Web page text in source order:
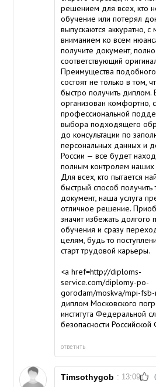
решением для всех, кто
обучение или потерял
выпускаются аккуратно,
вниманием ко всем
получите документ,
соответствующий
Преимущества
состоят не только в том,
быстро получить диплом.
организован комфортно, с
профессиональной
выбора подходящего
до консультации по
персональных данных и
России — все будет
полным контролем наших
Для всех, кто пытается
быстрый способ
документ, наша услуга
отличное решение.
значит избежать долгого
обучения и сразу
целям, будь то
старт трудовой карьеры.
<a href=http://diploms-
service.com/diplomy-po-
gorodam/moskva/mpi-fsb-
диплом Московского
института Федеральной
безопасности
ответить
Timsothygob : 13:09